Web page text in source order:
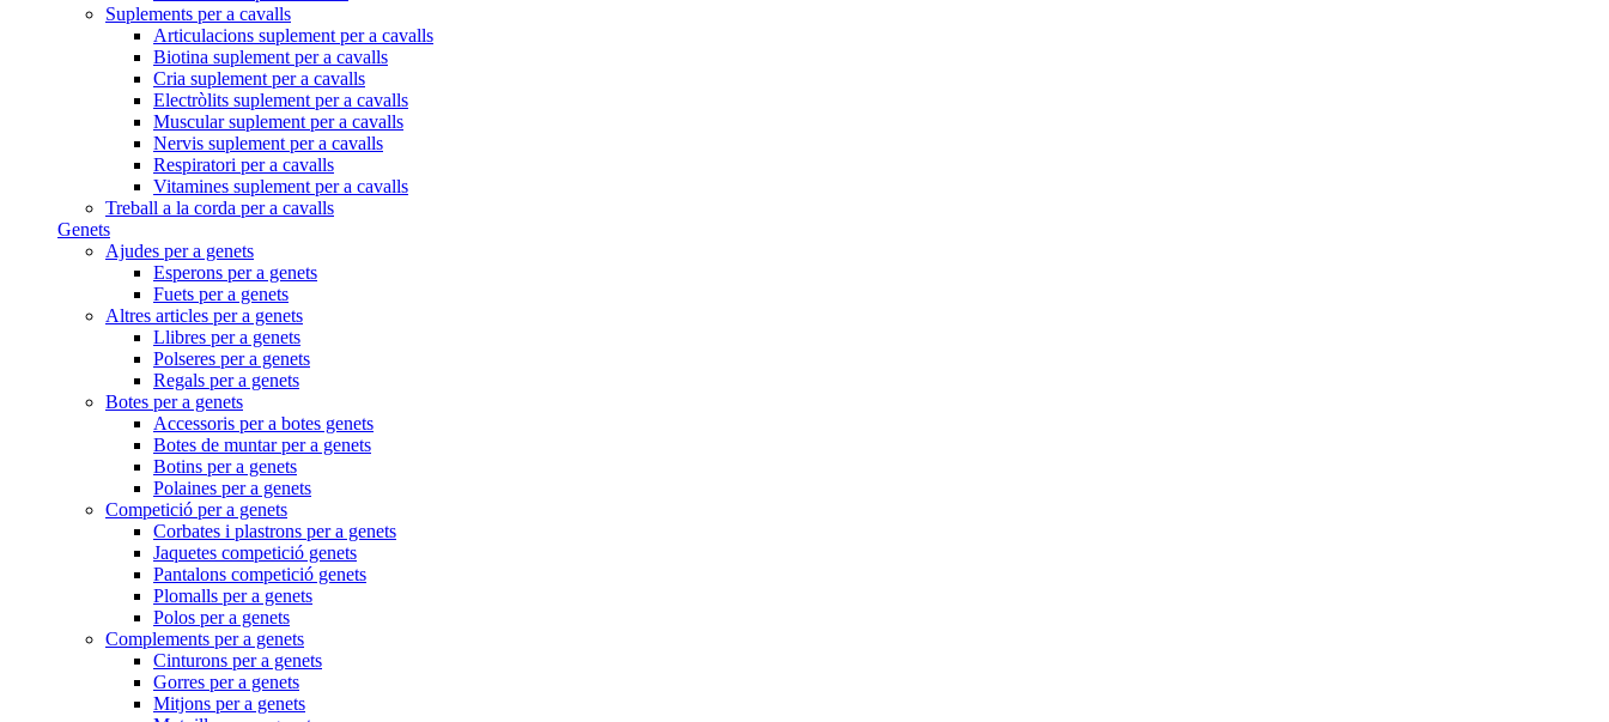
Suplements per a cavalls
Articulacions suplement per a cavalls
Biotina suplement per a cavalls
Cria suplement per a cavalls
Electròlits suplement per a cavalls
Muscular suplement per a cavalls
Nervis suplement per a cavalls
Respiratori per a cavalls
Vitamines suplement per a cavalls
Treball a la corda per a cavalls
Genets
Ajudes per a genets
Esperons per a genets
Fuets per a genets
Altres articles per a genets
Llibres per a genets
Polseres per a genets
Regals per a genets
Botes per a genets
Accessoris per a botes genets
Botes de muntar per a genets
Botins per a genets
Polaines per a genets
Competició per a genets
Corbates i plastrons per a genets
Jaquetes competició genets
Pantalons competició genets
Plomalls per a genets
Polos per a genets
Complements per a genets
Cinturons per a genets
Gorres per a genets
Mitjons per a genets